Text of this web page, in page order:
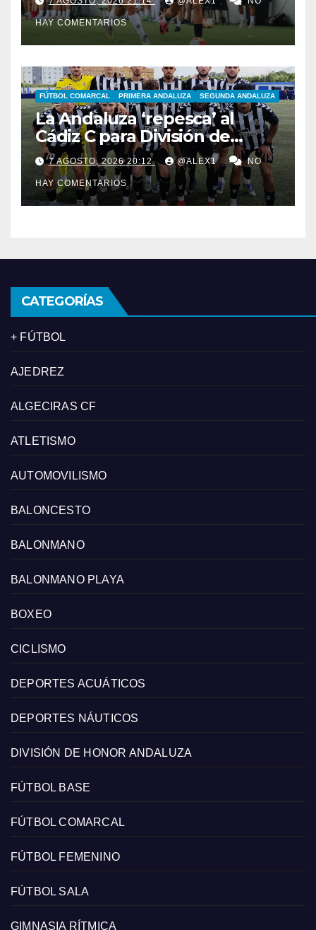
Marbellí, pero dando una
buena imagen
HAY COMENTARIOS
FÚTBOL COMARCAL PRIMERA ANDALUZA SEGUNDA ANDALUZA
La Andaluza ‘repesca’ al
Cádiz C para División de
Honor y ofrece su plaza en
Primera al filial de la RB
Linense
7 AGOSTO, 2026 20:12 @ALEX1 NO
HAY COMENTARIOS
CATEGORÍAS
+ FÚTBOL
AJEDREZ
ALGECIRAS CF
ATLETISMO
AUTOMOVILISMO
BALONCESTO
BALONMANO
BALONMANO PLAYA
BOXEO
CICLISMO
DEPORTES ACUÁTICOS
DEPORTES NÁUTICOS
DIVISIÓN DE HONOR ANDALUZA
FÚTBOL BASE
FÚTBOL COMARCAL
FÚTBOL FEMENINO
FÚTBOL SALA
GIMNASIA RÍTMICA